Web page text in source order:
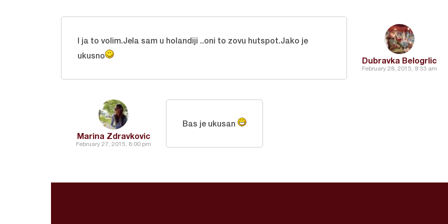
Dubravka Belogrlic
February 28, 2015, 9:33 am
I ja to volim.Jela sam u holandiji ..oni to zovu hutspot.Jako je
ukusno
Marina Zdravkovic
February 27, 2015, 8:00 pm
Bas je ukusan